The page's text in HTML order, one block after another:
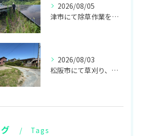
2026/08/05
津市にて除草作業をしてきました！
2026/08/03
松阪市にて草刈り、伊勢市にて不用品回収、お仏壇の回収をしてきました！
Tags